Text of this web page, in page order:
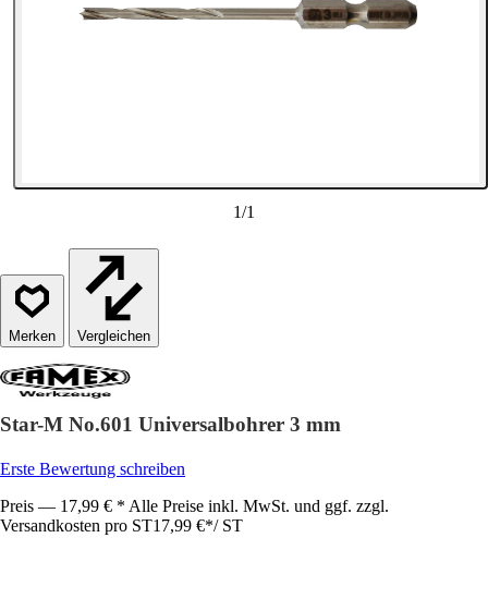
1/1
Vergleichen
Star-M No.601 Universalbohrer 3 mm
Erste Bewertung schreiben
Preis — 17,99 € * Alle Preise inkl. MwSt. und ggf. zzgl.
Versandkosten pro ST17,99 €*/ ST